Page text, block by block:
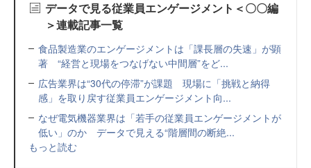
データで見る従業員エンゲージメント＜〇〇編
＞連載記事一覧
食品製造業のエンゲージメントは「課長層の失速」が顕
著 “経営と現場をつなげない中間層”をど...
広告業界は“30代の停滞”が課題 現場に「挑戦と納得
感」を取り戻す従業員エンゲージメント向...
なぜ電気機器業界は「若手の従業員エンゲージメントが
低い」のか データで見える“階層間の断絶...
もっと読む